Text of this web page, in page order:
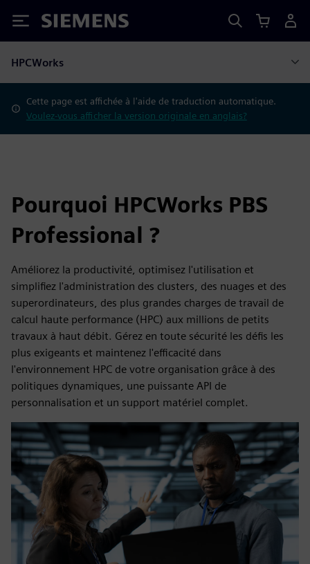
Siemens
HPCWorks
Cette page est affichée à l'aide de traduction automatique.
Voulez-vous afficher la version originale en anglais?
Pourquoi HPCWorks PBS
Professional ?
Améliorez la productivité, optimisez l'utilisation et
simplifiez l'administration des clusters, des nuages et des
superordinateurs, des plus grandes charges de travail de
calcul haute performance (HPC) aux millions de petits
travaux à haut débit. Gérez en toute sécurité les défis les
plus exigeants et maintenez l'efficacité dans
l'environnement HPC de votre organisation grâce à des
politiques dynamiques, une puissante API de
personnalisation et un support matériel complet.